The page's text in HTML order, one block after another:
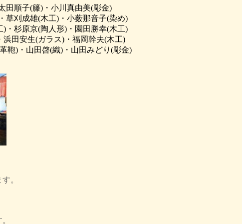
田順子(籐)・小川真由美(彫金)
草刈成雄(木工)・小薮那音子(染め)
・杉原京(陶人形)・園田勝幸(木工)
田安生(ガラス)・福岡幹夫(木工)
鞄)・山田啓(織)・山田みどり(彫金)
。